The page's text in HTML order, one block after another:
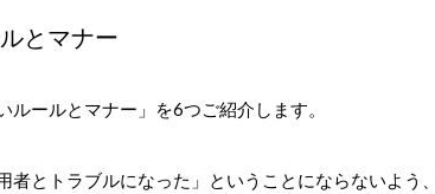
とマナー
ルールとマナー」を6つご紹介します。
者とトラブルになった」ということにならないよう